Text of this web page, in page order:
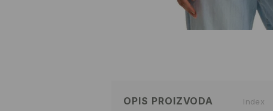
OPIS PROIZVODA
Index